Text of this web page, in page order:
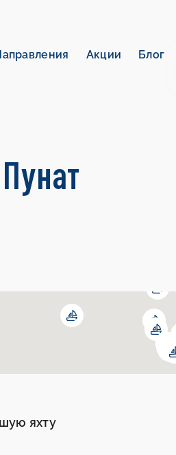
Акции Блог
яхту